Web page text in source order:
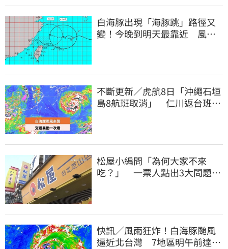
白海豚出現「海豚跳」路徑又
變！今晚到明天最靠近 風雨
不斷更新／虎航8日「沖繩石垣
島8航班取消」 仁川返台班機
松屋小編問「為何大家不來
吃？」 一票人點出3大問題：
快訊／風雨狂炸！白海豚颱風
逼近北台灣 7地區明午前達停